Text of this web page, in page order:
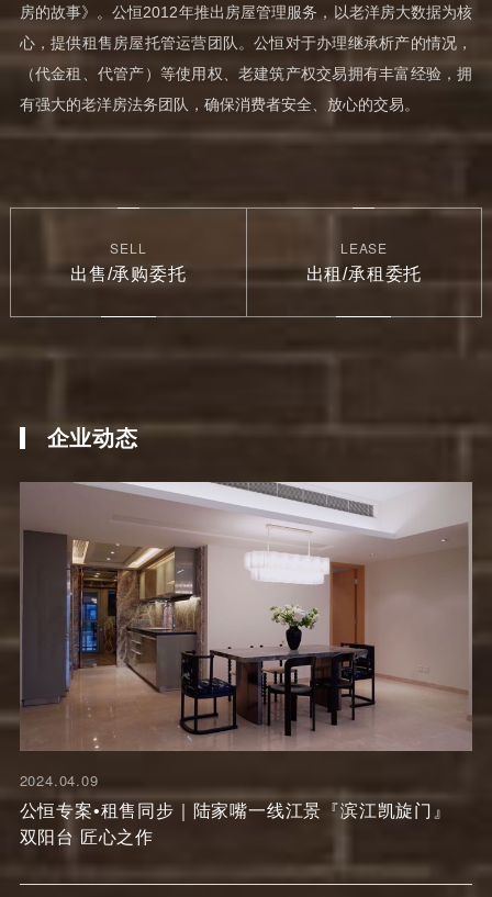
房的故事》。公恒2012年推出房屋管理服务，以老洋房大数据为核
心，提供租售房屋托管运营团队。公恒对于办理继承析产的情况，
（代金租、代管产）等使用权、老建筑产权交易拥有丰富经验，拥
有强大的老洋房法务团队，确保消费者安全、放心的交易。
SELL
出售/承购委托
LEASE
出租/承租委托
企业动态
2024.04.09
公恒专案•租售同步｜陆家嘴一线江景『滨江凯旋门』
双阳台 匠心之作